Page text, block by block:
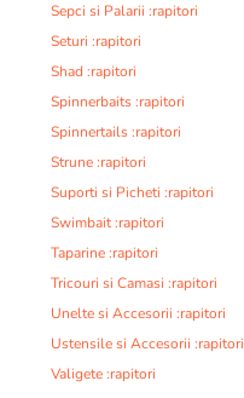
Sepci si Palarii :rapitori
Seturi :rapitori
Shad :rapitori
Spinnerbaits :rapitori
Spinnertails :rapitori
Strune :rapitori
Suporti si Picheti :rapitori
Swimbait :rapitori
Taparine :rapitori
Tricouri si Camasi :rapitori
Unelte si Accesorii :rapitori
Ustensile si Accesorii :rapitori
Valigete :rapitori